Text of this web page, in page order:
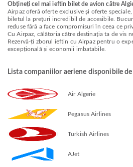
Obțineți cel mai ieftin bilet de avion către
Airpaz oferă oferte exclusive și oferte
biletul la prețuri incredibil de accesibile.
reduse fără a face compromisuri în ceea ce
Cu Airpaz, călătoria către destinația ta de vis
Rezervă-ți zborul ieftin cu Airpaz pentru o
excepțională și economii imbatabile.
Lista companiilor aeriene disponibile
Air Algerie
Pegasus Airlines
Turkish Airlines
AJet